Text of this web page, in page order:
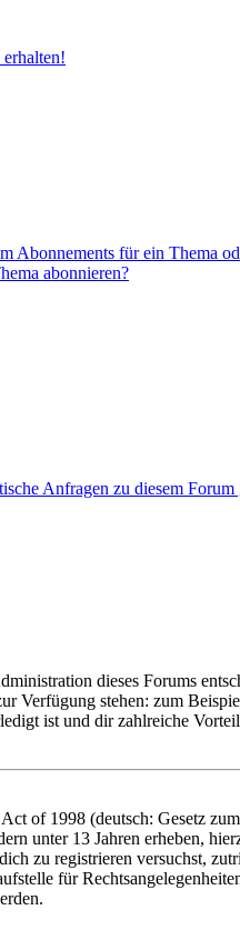
Abonnements für ein Thema
abonnieren?
Anfragen zu diesem Forum
dieses Forums
Verfügung stehen: zum
ist und dir zahlreiche
of 1998 (deutsch: Gesetz
unter 13 Jahren erheben,
zu registrieren versuchst,
für